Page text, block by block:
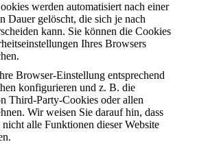
werden automatisiert nach einer
Dauer gelöscht, die sich je nach
kann. Sie können die Cookies
Ihres Browsers
Browser-Einstellung entsprechend
konfigurieren und z. B. die
Third-Party-Cookies oder allen
Wir weisen Sie darauf hin, dass
nicht alle Funktionen dieser Website